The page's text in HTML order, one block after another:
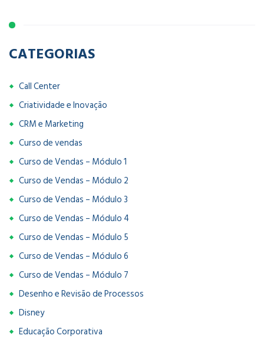
CATEGORIAS
Call Center
Criatividade e Inovação
CRM e Marketing
Curso de vendas
Curso de Vendas – Módulo 1
Curso de Vendas – Módulo 2
Curso de Vendas – Módulo 3
Curso de Vendas – Módulo 4
Curso de Vendas – Módulo 5
Curso de Vendas – Módulo 6
Curso de Vendas – Módulo 7
Desenho e Revisão de Processos
Disney
Educação Corporativa